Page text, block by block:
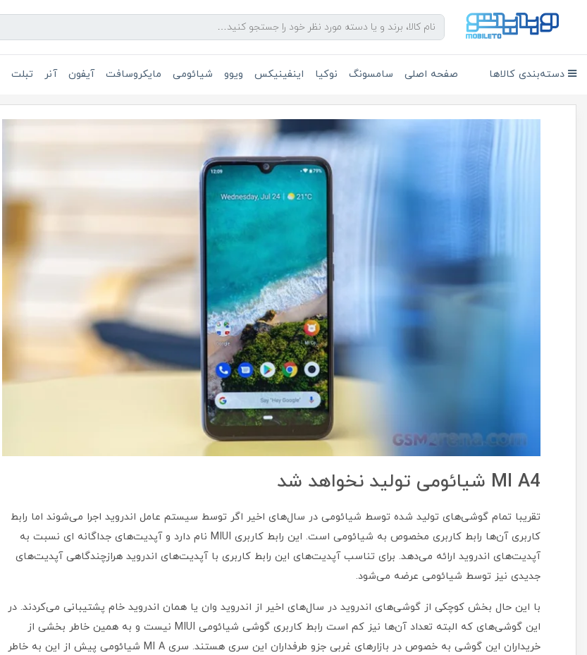
دسته‌بندی کالاها صفحه اصلی سامسونگ نوکیا اینفینیکس ویوو شیائومی مایکروسافت آیفون آنر تبلت
MI A4 شیائومی تولید نخواهد شد
تقریبا تمام گوشی‌های تولید شده توسط شیائومی در سال‌های اخیر اگر توسط سیستم عامل اندروید اجرا می‌شوند اما رابط
کاربری آن‌ها رابط کاربری مخصوص به شیائومی است. این رابط کاربری MIUI نام دارد و آپدیت‌های جداگانه ای نسبت به
آپدیت‌های اندروید ارائه می‌دهد. برای تناسب آپدیت‌های این رابط کاربری با آپدیت‌های اندروید هرازچندگاهی آپدیت‌های
جدیدی نیز توسط شیائومی عرضه می‌شود.
با این حال بخش کوچکی از گوشی‌های اندروید در سال‌های اخیر از اندروید وان یا همان اندروید خام پشتیبانی می‌کردند. در
این گوشی‌های که البته تعداد آن‌ها نیز کم است رابط کاربری گوشی‌ شیائومی MIUI نیست و به همین خاطر بخشی از
خریداران این گوشی به خصوص در بازارهای غربی جزو طرفداران این سری هستند. سری MI A شیائومی پیش از این به خاطر